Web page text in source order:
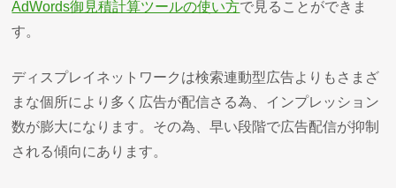
AdWords御見積計算ツールの使い方で見ることができま
す。
ディスプレイネットワークは検索連動型広告よりもさまざ
まな個所により多く広告が配信さる為、インプレッション
数が膨大になります。その為、早い段階で広告配信が抑制
される傾向にあります。